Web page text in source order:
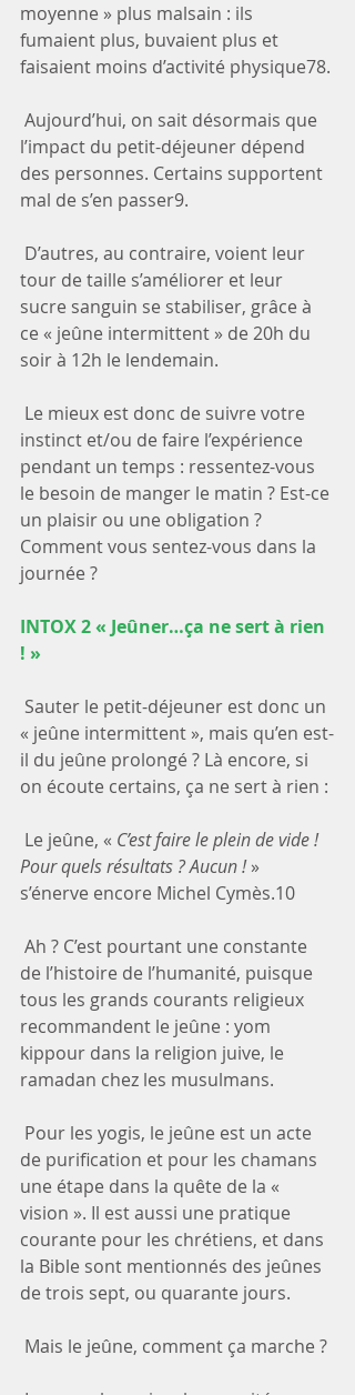
moyenne » plus malsain : ils
fumaient plus, buvaient plus et
faisaient moins d’activité physique78.
l’impact du petit-déjeuner dépend
des personnes. Certains supportent
mal de s’en passer9.
tour de taille s’améliorer et leur
sucre sanguin se stabiliser, grâce à
ce « jeûne intermittent » de 20h du
soir à 12h le lendemain.
instinct et/ou de faire l’expérience
pendant un temps : ressentez-vous
le besoin de manger le matin ? Est-ce
un plaisir ou une obligation ?
Comment vous sentez-vous dans la
journée ?
INTOX 2 « Jeûner…ça ne sert à rien
! »
« jeûne intermittent », mais qu’en est-
il du jeûne prolongé ? Là encore, si
on écoute certains, ça ne sert à rien :
Le jeûne, « C’est faire le plein de vide !
Pour quels résultats ? Aucun ! »
s’énerve encore Michel Cymès.10
de l’histoire de l’humanité, puisque
tous les grands courants religieux
recommandent le jeûne : yom
kippour dans la religion juive, le
ramadan chez les musulmans.
de purification et pour les chamans
une étape dans la quête de la «
vision ». Il est aussi une pratique
courante pour les chrétiens, et dans
la Bible sont mentionnés des jeûnes
de trois sept, ou quarante jours.
Mais le jeûne, comment ça marche ?